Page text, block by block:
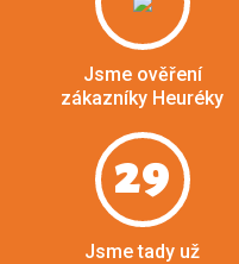
Jsme ověření
zákazníky Heuréky
29
Jsme tady už